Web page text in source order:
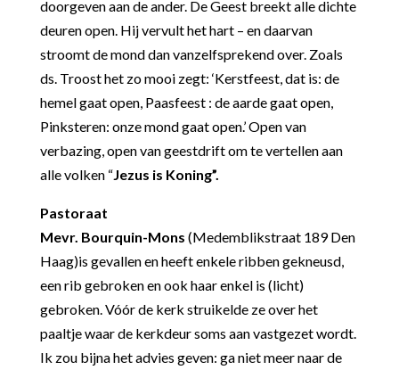
doorgeven aan de ander. De Geest breekt alle dichte
deuren open. Hij vervult het hart – en daarvan
stroomt de mond dan vanzelfsprekend over. Zoals
ds. Troost het zo mooi zegt: ‘Kerstfeest, dat is: de
hemel gaat open, Paasfeest : de aarde gaat open,
Pinksteren: onze mond gaat open.’ Open van
verbazing, open van geestdrift om te vertellen aan
alle volken “Jezus is Koning”.
Pastoraat
Mevr. Bourquin-Mons (Medemblikstraat 189 Den
Haag)is gevallen en heeft enkele ribben gekneusd,
een rib gebroken en ook haar enkel is (licht)
gebroken. Vóór de kerk struikelde ze over het
paaltje waar de kerkdeur soms aan vastgezet wordt.
Ik zou bijna het advies geven: ga niet meer naar de